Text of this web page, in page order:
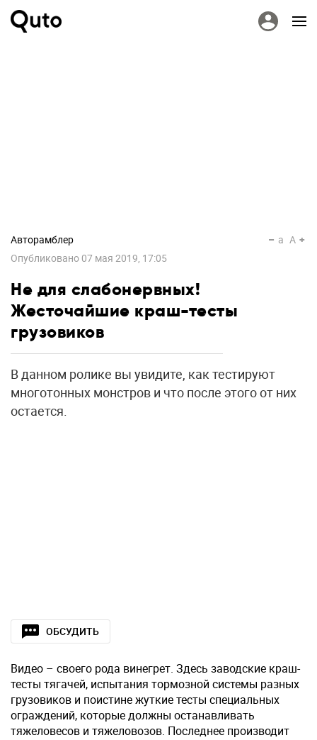
Авторамблер
Опубликовано 07 мая 2019, 17:05
a A
Не для слабонервных!
Жесточайшие краш-тесты
грузовиков
В данном ролике вы увидите, как тестируют
многотонных монстров и что после этого от них
остается.
ОБСУДИТЬ
Видео – своего рода винегрет. Здесь заводские краш-
тесты тягачей, испытания тормозной системы разных
грузовиков и поистине жуткие тесты специальных
ограждений, которые должны останавливать
тяжеловесов и тяжеловозов. Последнее производит